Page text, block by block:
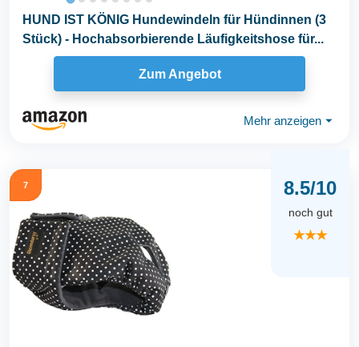
HUND IST KÖNIG Hundewindeln für Hündinnen (3
Stück) - Hochabsorbierende Läufigkeitshose für...
Zum Angebot
Mehr anzeigen ⏷
7 8.5/10
noch gut
★★★